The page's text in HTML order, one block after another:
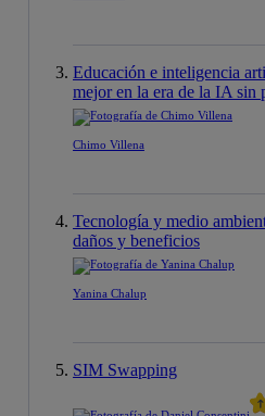
Educación e inteligencia
mejor en la era de la IA sin
Chimo Villena
Tecnología y medio
daños y beneficios
Yanina Chalup
SIM Swapping